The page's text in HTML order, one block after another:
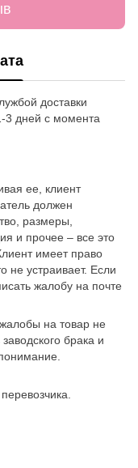
доставки
3 дней с момента
ее, клиент
должен
размеры,
и прочее – все это
имеет право
не устраивает. Если
жалобу на почте
на товар не
брака и